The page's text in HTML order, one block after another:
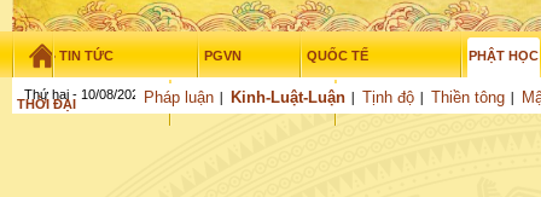
TIN TỨC PGVN QUỐC TẾ PHẬT HỌC
Pháp luận Kinh-Luật-Luận Tịnh độ Thiền tông
THỜI ĐẠI TUỔI TRẺ NGHIÊN CỨU
Thứ hai - 10/08/2026 – 19 :59 : 41